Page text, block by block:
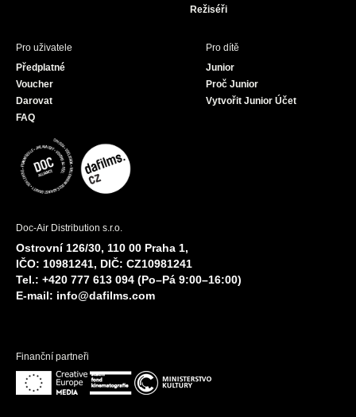
Režiséři
Pro uživatele
Předplatné
Voucher
Darovat
FAQ
Pro dítě
Junior
Proč Junior
Vytvořit Junior Účet
Doc-Air Distribution s.r.o.
Ostrovní 126/30, 110 00 Praha 1,
IČO: 10981241, DIČ: CZ10981241
Tel.: +420 777 613 094 (Po–Pá 9:00–16:00)
E-mail: info@dafilms.com
Finanční partneři